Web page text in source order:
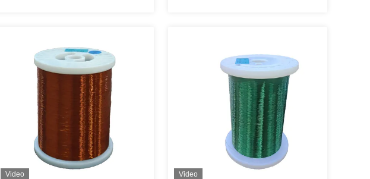
Video Video